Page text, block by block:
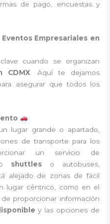
de pago, encuestas y
Empresariales en
cuando se organizan
CDMX . Aquí te dejamos
asegurar que todos los
lugar grande o apartado,
de transporte para los
un servicio de
shuttles o autobuses,
alejado de zonas de fácil
lugar céntrico, como en el
de proporcionar información
y las opciones de